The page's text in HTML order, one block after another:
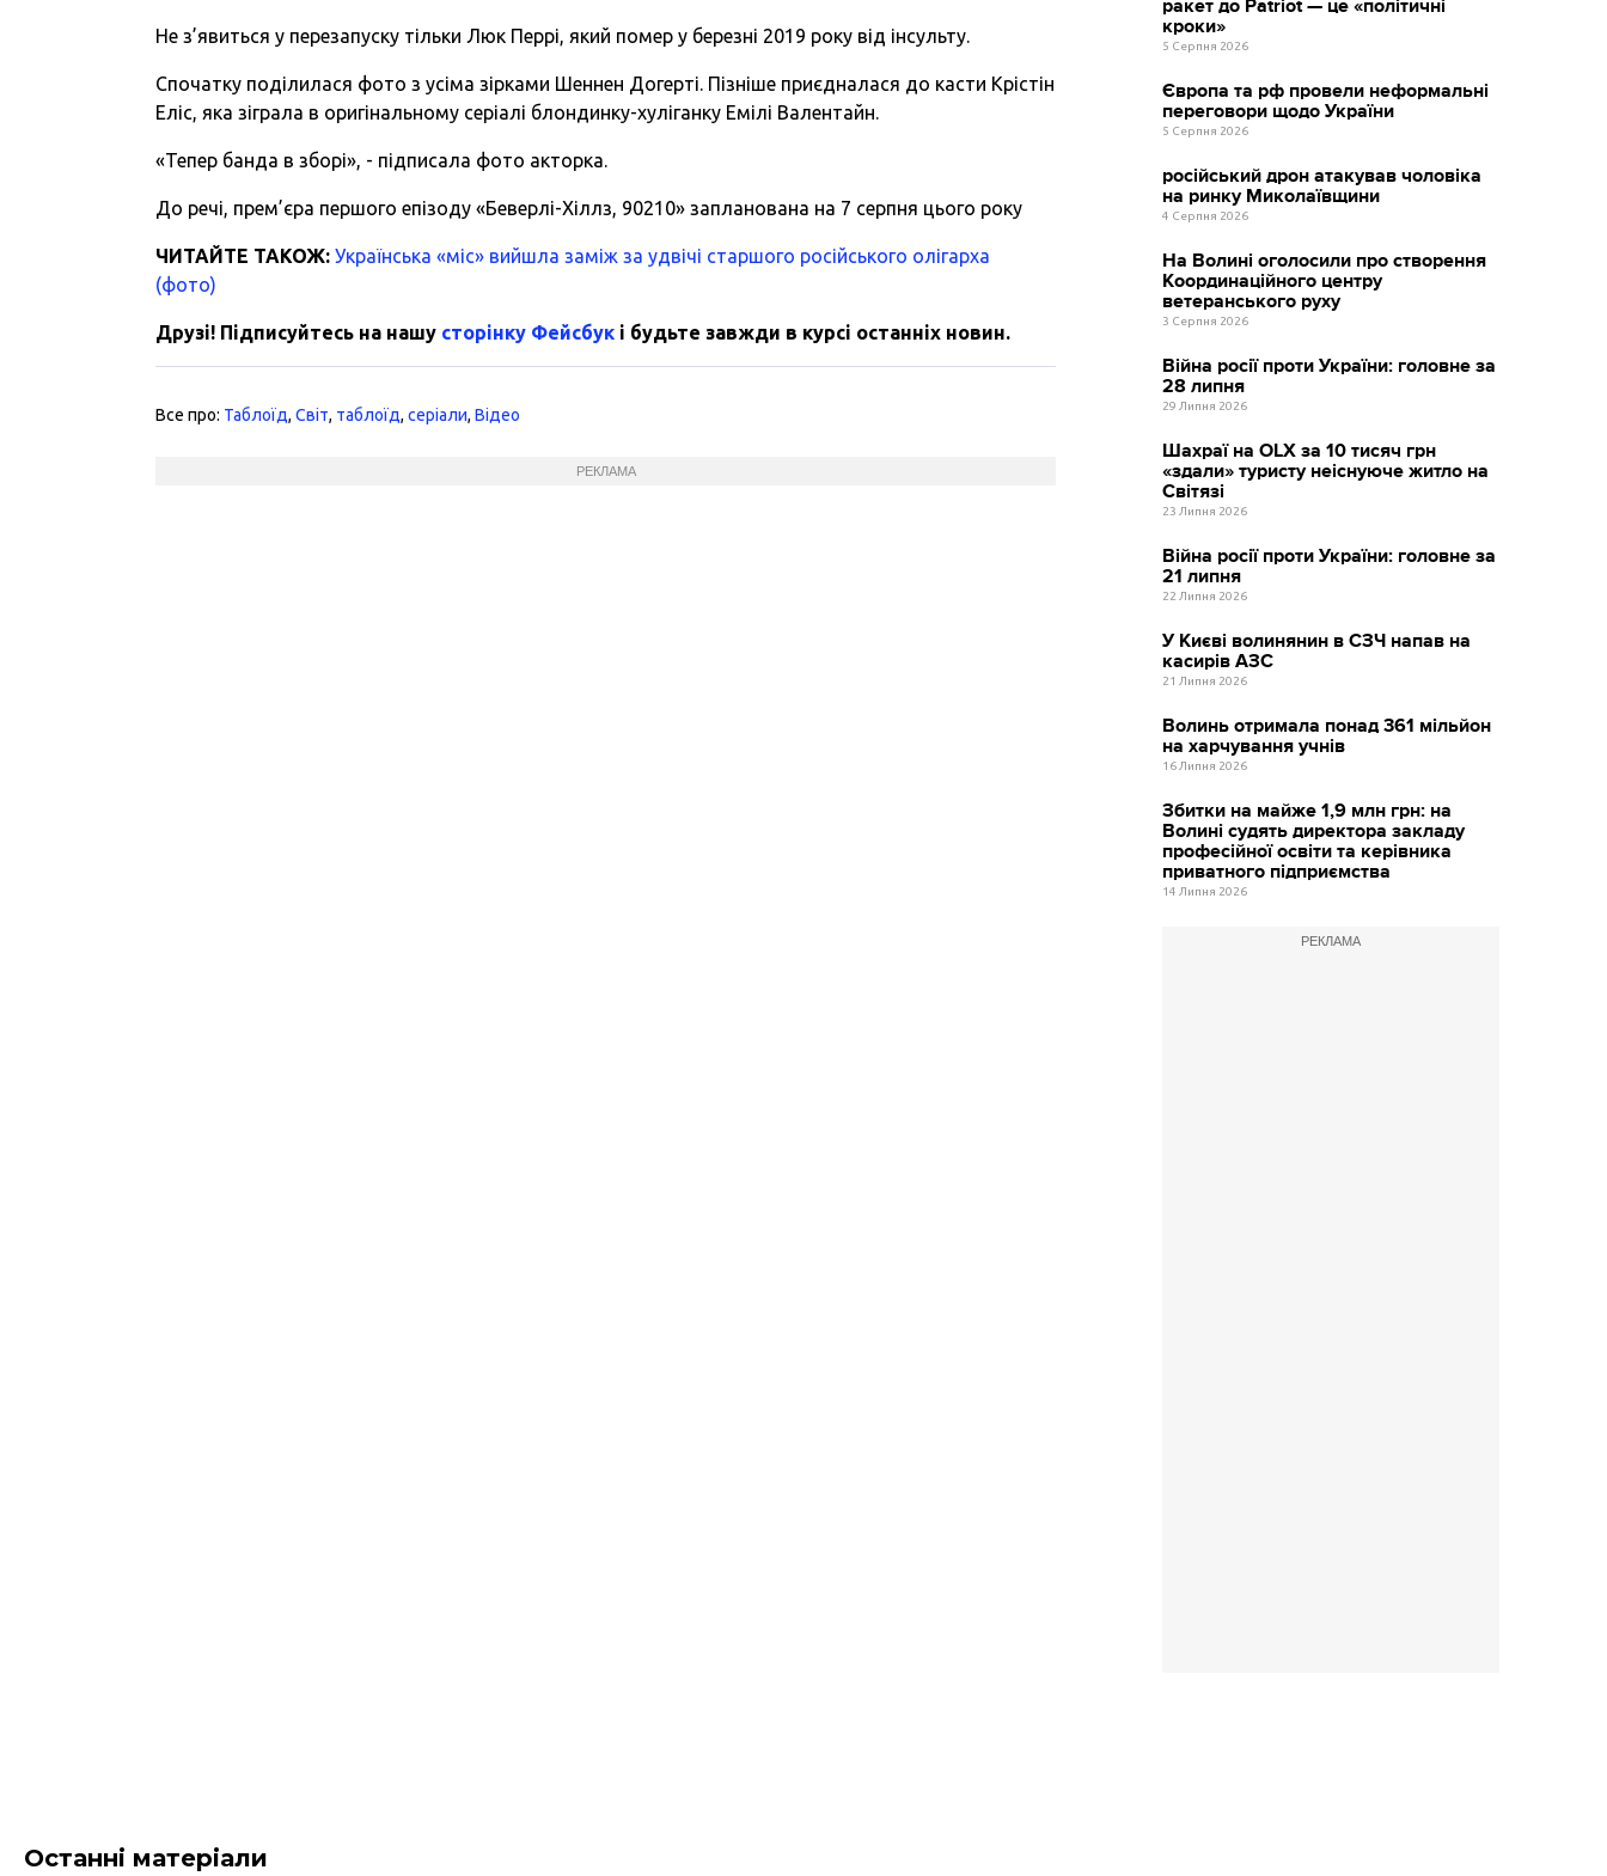
Не з’явиться у перезапуску тільки Люк Перрі, який помер у березні 2019 року від інсульту.
Спочатку поділилася фото з усіма зірками Шеннен Догерті. Пізніше приєдналася до касти Крістін
Еліс, яка зіграла в оригінальному серіалі блондинку-хуліганку Емілі Валентайн.
«Тепер банда в зборі», - підписала фото акторка.
До речі, прем’єра першого епізоду «Беверлі-Хіллз, 90210» запланована на 7 серпня цього року
ЧИТАЙТЕ ТАКОЖ: Українська «міс» вийшла заміж за удвічі старшого російського олігарха
(фото)
Друзі! Підписуйтесь на нашу сторінку Фейсбук і будьте завжди в курсі останніх новин.
Все про: Таблоїд,Світ, таблоїд,серіали,Відео
РЕКЛАМА
ракет до Patriot — це «політичні
кроки»
5 Серпня 2026
Європа та рф провели неформальні
переговори щодо України
5 Серпня 2026
російський дрон атакував чоловіка
на ринку Миколаївщини
4 Серпня 2026
На Волині оголосили про створення
Координаційного центру
ветеранського руху
3 Серпня 2026
Війна росії проти України: головне за
28 липня
29 Липня 2026
Шахраї на OLX за 10 тисяч грн
«здали» туристу неіснуюче житло на
Світязі
23 Липня 2026
Війна росії проти України: головне за
21 липня
22 Липня 2026
У Києві волинянин в СЗЧ напав на
касирів АЗС
21 Липня 2026
Волинь отримала понад 361 мільйон
на харчування учнів
16 Липня 2026
Збитки на майже 1,9 млн грн: на
Волині судять директора закладу
професійної освіти та керівника
приватного підприємства
14 Липня 2026
РЕКЛАМА
Останні матеріали